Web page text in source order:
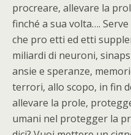
procreare, allevare la
finché a sua volta….
che pro etti ed etti
miliardi di neuroni,
ansie e speranze,
terrori, allo scopo, in fin
allevare la prole,
umani nel protegger la